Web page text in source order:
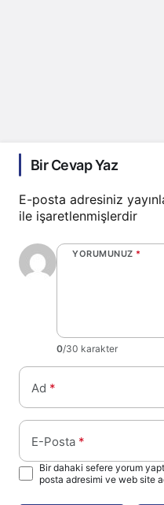
Bir Cevap Yaz
E-posta adresiniz
ile işaretlenmişlerdir
YORUMUNUZ *
0/30 karakter
Ad *
E-Posta *
Bir dahaki sefere yorum
posta adresimi ve web site